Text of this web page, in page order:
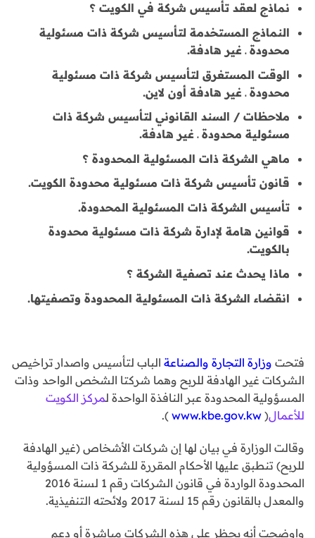
نماذج لعقد تأسيس شركة في الكويت ؟
النماذج المستخدمة لتأسيس شركة ذات مسئولية
محدودة ـ غير هادفة.
الوقت المستغرق لتأسيس شركة ذات مسئولية
محدودة ـ غير هادفة أون لاين.
ملاحظات / السند القانوني لتأسيس شركة ذات
مسئولية محدودة ـ غير هادفة.
ماهي الشركة ذات المسئولية المحدودة ؟
قانون تأسيس شركة ذات مسئولية محدودة الكويت.
تأسيس الشركة ذات المسئولية المحدودة.
قوانين هامة لإدارة شركة ذات مسئولية محدودة
بالكويت.
ماذا يحدث عند تصفية الشركة ؟
انقضاء الشركة ذات المسئولية المحدودة وتصفيتها.
فتحت وزارة التجارة والصناعة الباب لتأسيس واصدار تراخيص
الشركات غير الهادفة للربح وهما شركتا الشخص الواحد وذات
المسؤولية المحدودة عبر النافذة الواحدة لمركز الكويت
للأعمال(
www.kbe.gov.kw
).
وقالت الوزارة في بيان لها إن شركات الأشخاص (غير الهادفة
للربح) تنطبق عليها الأحكام المقررة للشركة ذات المسؤولية
المحدودة الواردة في قانون الشركات رقم 1 لسنة 2016
والمعدل بالقانون رقم 15 لسنة 2017 ولائحته التنفيذية.
واوضحت أنه يحظر على هذه الشركات مباشرة أو دعم